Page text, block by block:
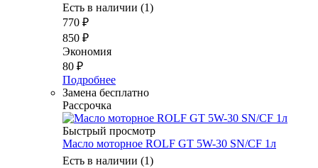
Есть в наличии (1)
770 ₽
850 ₽
Экономия
80 ₽
Подробнее
Замена бесплатно
Рассрочка
Быстрый просмотр
Масло моторное ROLF GT 5W-30 SN/CF 1л
Есть в наличии (1)